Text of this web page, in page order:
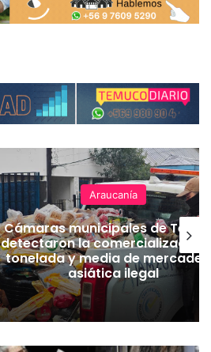
Araucanía
Cámaras municipales de
detectaron la comercialización
tonelada y media de
asiática ilegal